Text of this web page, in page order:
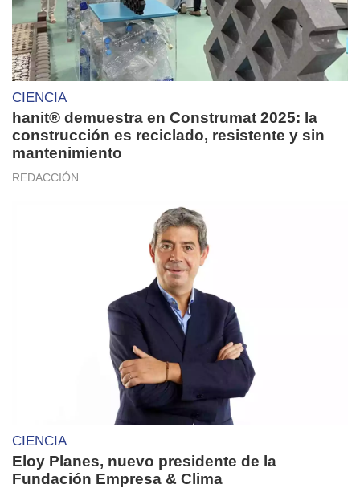
CIENCIA
hanit® demuestra en Construmat 2025: la
construcción es reciclado, resistente y sin
mantenimiento
REDACCIÓN
CIENCIA
Eloy Planes, nuevo presidente de la
Fundación Empresa & Clima